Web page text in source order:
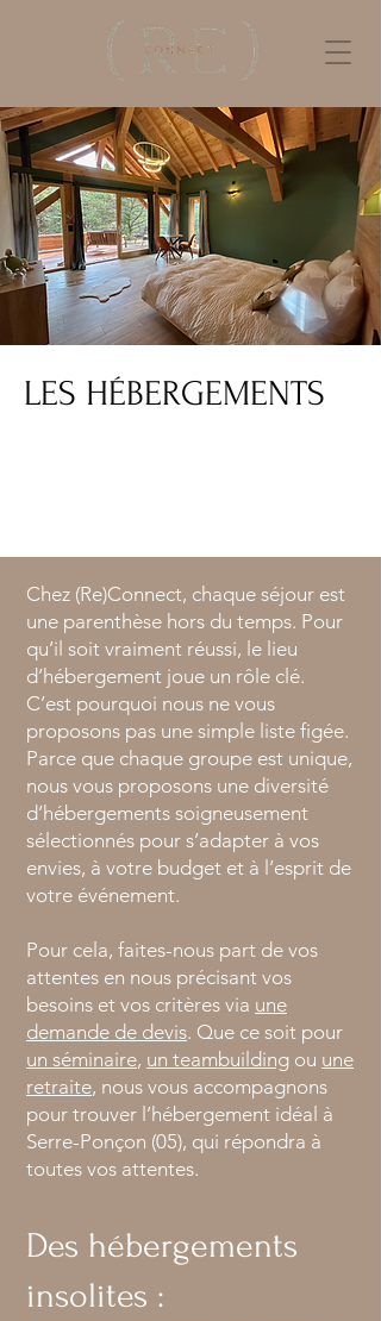
LES HÉBERGEMENTS
Chez (Re)Connect, chaque séjour est
une parenthèse hors du temps. Pour
qu’il soit vraiment réussi, le lieu
d’hébergement joue un rôle clé.
C’est pourquoi nous ne vous
proposons pas une simple liste figée.
Parce que chaque groupe est unique,
nous vous proposons une diversité
d’hébergements soigneusement
sélectionnés pour s’adapter à vos
envies, à votre budget et à l’esprit de
votre événement.
Pour cela, faites-nous part de vos
attentes en nous précisant vos
besoins et vos critères via une
demande de devis. Que ce soit pour
un séminaire, un teambuilding ou une
retraite, nous vous accompagnons
pour trouver l’hébergement idéal à
Serre-Ponçon (05), qui répondra à
toutes vos attentes.
Des hébergements
insolites :